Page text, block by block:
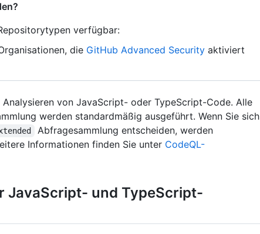
verfügbar:
die GitHub Advanced Security aktiviert
von JavaScript- oder TypeScript-Code. Alle
werden standardmäßig ausgeführt. Wenn Sie sich
Abfragesammlung entscheiden, werden
Informationen finden Sie unter CodeQL-
JavaScript- und TypeScript-